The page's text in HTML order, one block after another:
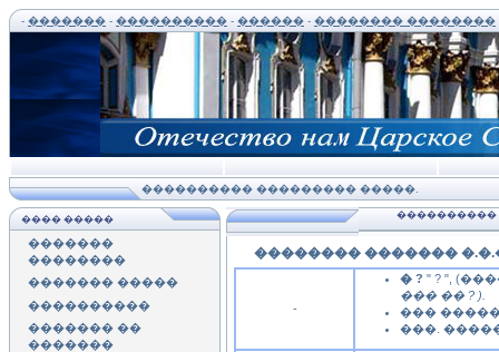
- ������� - ���������� - ������ - �������� ��������
���������� ��������� �����.
���� �����
�������
��������
������� �����
����������
������� ��
�������
����������
�������� ������� �.�.�.
-
� ? " ? ",
��� �� ? ).
���
���.